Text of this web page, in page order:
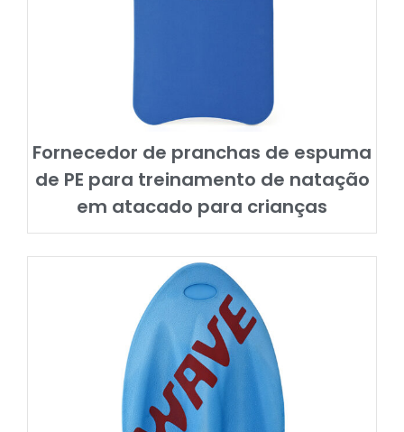
Fornecedor de pranchas de espuma
de PE para treinamento de natação
em atacado para crianças